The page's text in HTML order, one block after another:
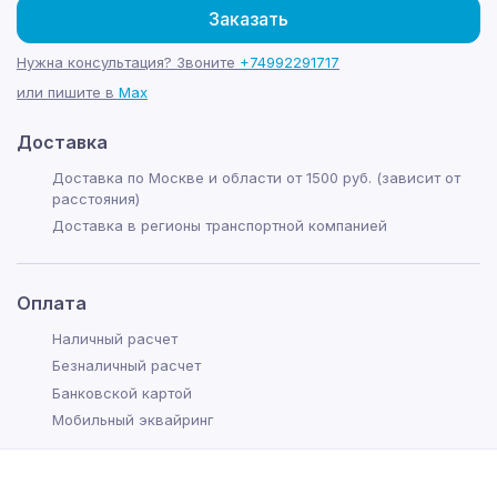
Заказать
Нужна консультация? Звоните +74992291717
или пишите в Max
Доставка
Доставка по Москве и области от 1500 руб. (зависит от
расстояния)
Доставка в регионы транспортной компанией
Оплата
Наличный расчет
Безналичный расчет
Банковской картой
Мобильный эквайринг